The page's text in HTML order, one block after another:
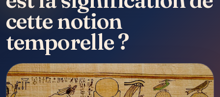
cette notion
temporelle ?